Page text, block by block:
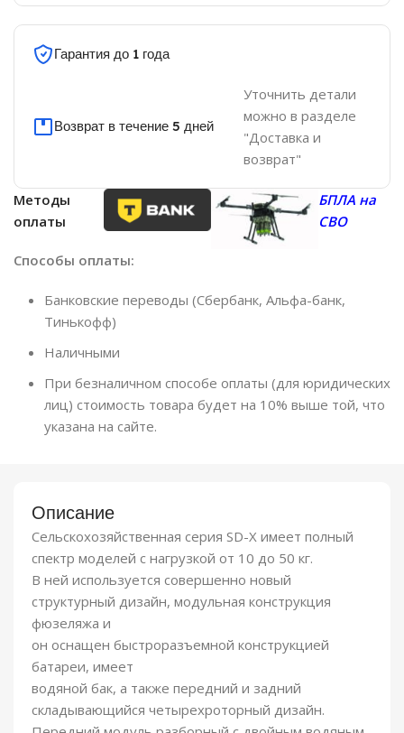
Гарантия до 1 года
Возврат в течение 5 дней
Уточнить детали
можно в разделе
"Доставка и
возврат"
Методы
оплаты
БПЛА на
СВО
Способы оплаты:
Банковские переводы (Сбербанк, Альфа-банк,
Тинькофф)
Наличными
При безналичном способе оплаты (для юридических
лиц) стоимость товара будет на 10% выше той, что
указана на сайте.
Описание
Сельскохозяйственная серия SD-X имеет полный
спектр моделей с нагрузкой от 10 до 50 кг.
В ней используется совершенно новый
структурный дизайн, модульная конструкция
фюзеляжа и
он оснащен быстроразъемной конструкцией
батареи, имеет
водяной бак, а также передний и задний
складывающийся четырехроторный дизайн.